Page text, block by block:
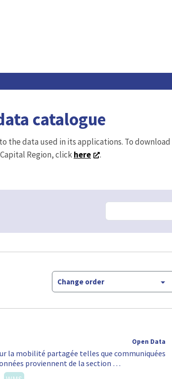
catalogue
the data used in its applications. To
Region, clickhere .
Change order
Open Data
la mobilité partagée telles que communiquées
proviennent de la section …